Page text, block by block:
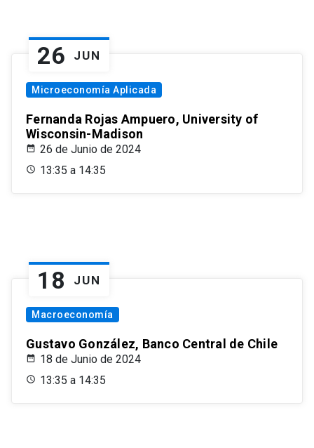
26 JUN
Microeconomía Aplicada
Fernanda Rojas Ampuero, University of
Wisconsin-Madison
26 de Junio de 2024
13:35 a 14:35
18 JUN
Macroeconomía
Gustavo González, Banco Central de Chile
18 de Junio de 2024
13:35 a 14:35